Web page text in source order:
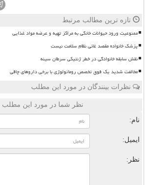
تازه ترین مطالب مرتبط
ممنوعیت ورود حیوانات خانگی به مراکز تهیه و عرضه مواد غذایی
پزشک خانواده مقصد غائی نظام سلامت نیست
نقش سابقه خانوادگی در خطر ژنتیکی سرطان سینه
مخالفت شدید یک فوق تخصص روماتولوژی با برخی داروهای چاقی
نظرات بینندگان در مورد این مطلب
نظر شما در مورد این مطلب
نام:
ایمیل:
نظر: